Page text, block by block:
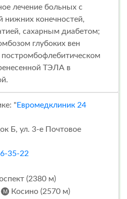
лечение больных с
нижних конечностей,
сахарным диабетом;
глубоких вен
ТЭЛА в
" Евромедклиник 24
Б, ул. 3-е Почтовое
35-22
(2380 м)
Косино (2570 м)